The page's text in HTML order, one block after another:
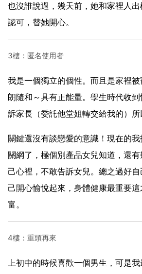
也沒誰說過，幾天前，她和家裡人
認可，替她開心。
3樓：匿名使用者
我是一個獨立的個性。而且是家裡
朗隨和～具有正能量。學生時代收
訴家長（委託他堂姐轉交給我的）所
關鍵還沒有談戀愛的意識！現在的
關網了，極個別產品女兒知道，還
己心裡，不敢告訴女兒。總之過好
己開心愉悅起來，身體健康最重要
富。
4樓：重頭再來
上初中的時候喜歡一個男生，可是